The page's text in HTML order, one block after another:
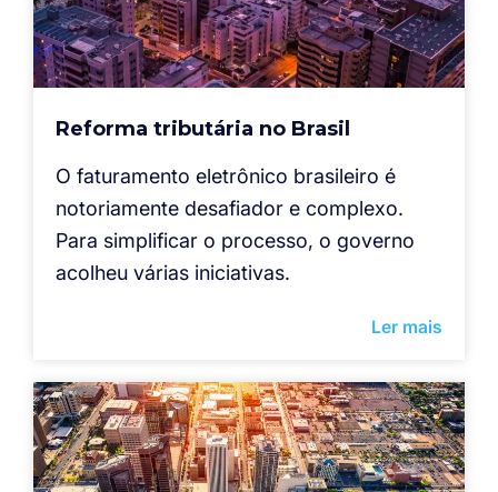
Reforma tributária no Brasil
O faturamento eletrônico brasileiro é
notoriamente desafiador e complexo.
Para simplificar o processo, o governo
acolheu várias iniciativas.
Ler mais